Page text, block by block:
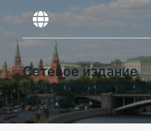
Сетевое издание
«Московский
вестник»